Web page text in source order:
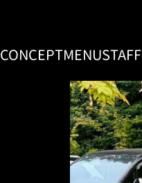
CONCEPTMENUSTAFF